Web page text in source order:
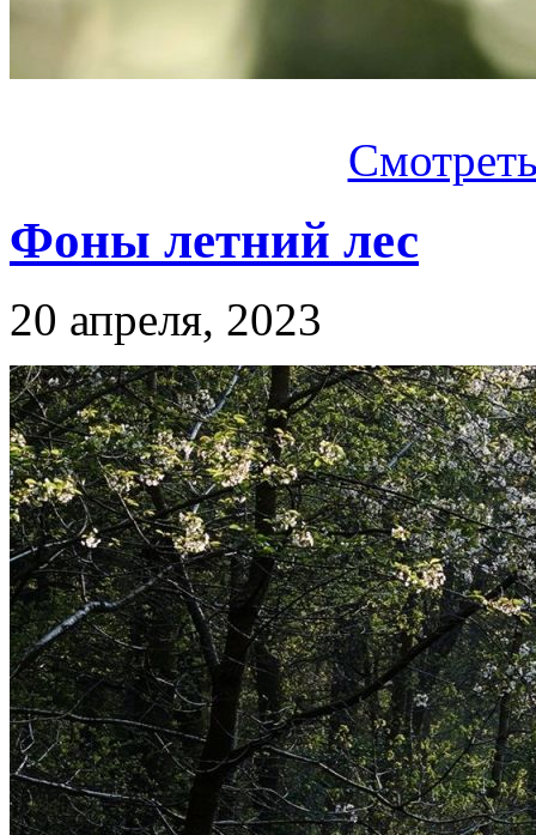
Фоны летний лес
20 апреля, 2023